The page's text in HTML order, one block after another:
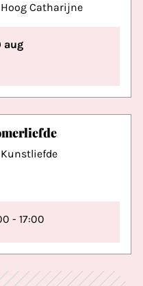
Hoog Catharijne
aug
Kunstliefde
- 17:00